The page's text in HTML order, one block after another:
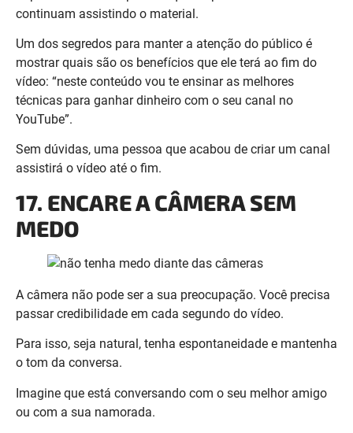
vídeo: “neste conteúdo vou te ensinar as melhores
YouTube”.
Sem dúvidas, uma pessoa que acabou de criar um canal
assistirá o vídeo até o fim.
17. ENCARE A CÂMERA SEM
MEDO
A câmera não pode ser a sua preocupação. Você precisa
passar credibilidade em cada segundo do vídeo.
Para isso, seja natural, tenha espontaneidade e mantenha
o tom da conversa.
Imagine que está conversando com o seu melhor amigo
ou com a sua namorada.
Se possível, relaxe antes da gravação. Veja a natureza ou
pratique uma meditação para ficar mais tranquilo.
Cuide também da sua aparência. Ao tirar uma foto para o